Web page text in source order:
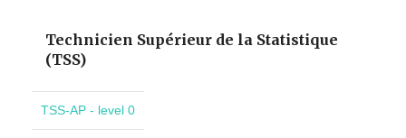
Technicien Supérieur de la Statistique
(TSS)
TSS-AP - level 0